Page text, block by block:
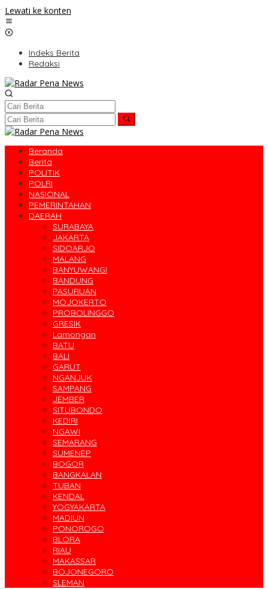
Lewati ke konten
Indeks Berita
Redaksi
Beranda
Berita
POLITIK
POLRI
NASIONAL
PEMERINTAHAN
DAERAH
SURABAYA
JAKARTA
SIDOARJO
MALANG
BANYUWANGI
BANDUNG
PASURUAN
MOJOKERTO
PROBOLINGGO
GRESIK
Lamongan
BATU
BALI
GARUT
NGANJUK
SAMPANG
JEMBER
SITUBONDO
KEDIRI
NGAWI
SEMARANG
SUMENEP
BOGOR
BANGKALAN
TUBAN
KENDAL
YOGYAKARTA
MADIUN
PONOROGO
BLORA
RIAU
MAKASSAR
BOJONEGORO
SLEMAN